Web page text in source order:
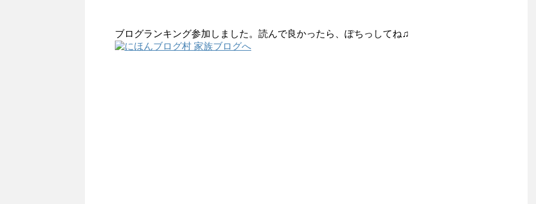
ブログランキング参加しました。読んで良かったら、ぽちっしてね♫